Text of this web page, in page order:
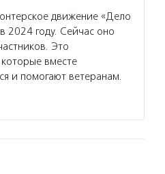
движение «Дело
2024 году. Сейчас оно
Это
вместе
и помогают ветеранам.